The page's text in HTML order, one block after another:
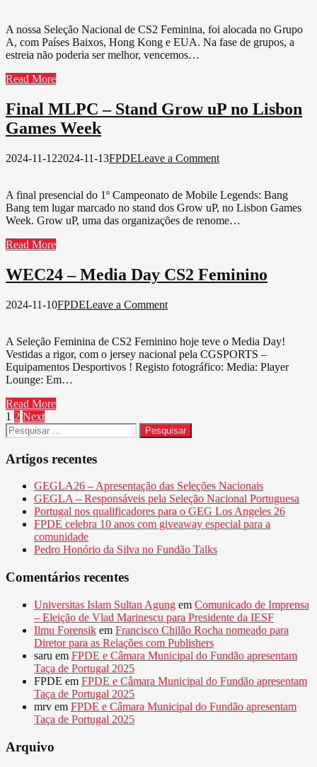
Seleção
Feminina
A nossa Seleção Nacional de CS2 Feminina, foi alocada no Grupo
A, com Países Baixos, Hong Kong e EUA. Na fase de grupos, a
estreia não poderia ser melhor, vencemos…
Read More
Final MLPC – Stand Grow uP no Lisbon
Games Week
2024-11-122024-11-13FPDELeave a Commenton
–
Stand
Grow
Games
Week
A final presencial do 1º Campeonato de Mobile Legends: Bang
Bang tem lugar marcado no stand dos Grow uP, no Lisbon Games
Week. Grow uP, uma das organizações de renome…
Read More
WEC24 – Media Day CS2 Feminino
2024-11-10FPDELeave a Commenton
Media
Day
CS2
A Seleção Feminina de CS2 Feminino hoje teve o Media Day!
Vestidas a rigor, com o jersey nacional pela CGSPORTS –
Equipamentos Desportivos ! Registo fotográfico: Media: Player
Lounge: Em…
Read More
Paginação
dos
conteúdos
1 2 Next
Pesquisar
por:
Artigos recentes
GEGLA26 – Apresentação das Seleções Nacionais
GEGLA – Responsáveis pela Seleção Nacional Portuguesa
Portugal nos qualificadores para o GEG Los Angeles 26
FPDE celebra 10 anos com giveaway especial para a
comunidade
Pedro Honório da Silva no Fundão Talks
Comentários recentes
Universitas Islam Sultan Agung em Comunicado de Imprensa
– Eleição de Vlad Marinescu para Presidente da IESF
Ilmu Forensik em Francisco Chilão Rocha nomeado para
Diretor para as Relações com Publishers
saru em FPDE e Câmara Municipal do Fundão apresentam
Taça de Portugal 2025
FPDE em FPDE e Câmara Municipal do Fundão apresentam
Taça de Portugal 2025
mrv em FPDE e Câmara Municipal do Fundão apresentam
Taça de Portugal 2025
Arquivo